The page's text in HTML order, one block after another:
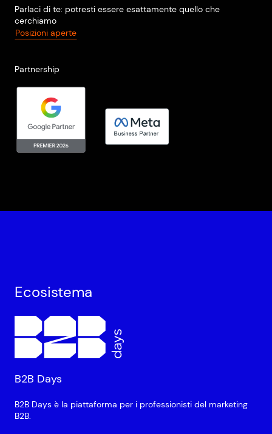
Parlaci di te: potresti essere esattamente quello che
cerchiamo
Posizioni aperte
Partnership
Ecosistema
B2B Days
B2B Days è la piattaforma per i professionisti del marketing
B2B.